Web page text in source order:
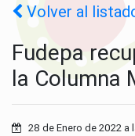
Volver al
Fudepa
la Columna
28 de Enero de 2022 a